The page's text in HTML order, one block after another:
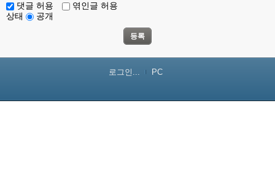
댓글 허용
엮인글 허용
상태
공개
등록
로그인... PC